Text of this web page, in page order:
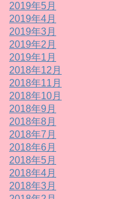
2019年5月
2019年4月
2019年3月
2019年2月
2019年1月
2018年12月
2018年11月
2018年10月
2018年9月
2018年8月
2018年7月
2018年6月
2018年5月
2018年4月
2018年3月